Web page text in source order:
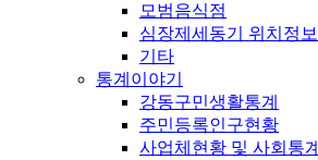
모범음식점
심장제세동기 위치정보
기타
통계이야기
강동구민생활통계
주민등록인구현황
사업체현황 및 사회통계